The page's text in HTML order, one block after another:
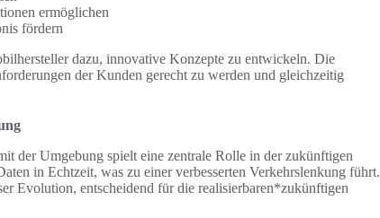
ermöglichen
fördern
dazu, innovative Konzepte zu entwickeln. Die
der Kunden gerecht zu werden und gleichzeitig
der Umgebung spielt eine zentrale Rolle in der zukünftigen
in Echtzeit, was zu einer verbesserten Verkehrslenkung führt.
Evolution, entscheidend für die realisierbaren*zukünftigen